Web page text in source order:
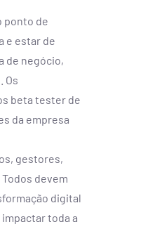
ponto de
e estar de
de negócio,
Os
beta tester de
da empresa
gestores,
devem
digital
impactar toda a